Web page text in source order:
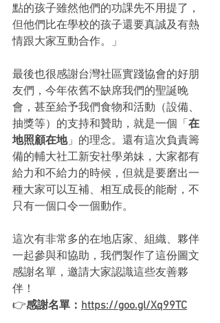
點的孩子雖然他們的功課先不用提了，
但他們比在學校的孩子還要真誠及有熱
情跟大家互動合作。」
最後也很感謝台灣社區實踐協會的好朋
友們，今年依舊不缺席我們的聖誕晚
會，甚至給予我們食物和活動（設備、
抽獎等）的支持和贊助，就是一個「 在
地照顧在地」的理念。還有這次負責籌
備的輔大社工新安社學弟妹，大家都有
給力和不給力的時候，但就是要磨出一
種大家可以互補、相互成長的能耐，不
只有一個口令一個動作。
這次有非常多的在地店家、組織、夥伴
一起參與和協助，我們製作了這份圖文
感謝名單，邀請大家認識這些友善夥
伴！
👉感謝名單： https://goo.gl/Xq99TC